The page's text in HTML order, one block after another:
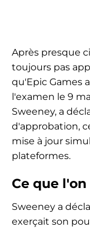
Après presque
toujours pas
qu'Epic Games
l'examen le 9
Sweeney, a
d'approbation,
mise à jour
plateformes.
Ce que
Sweeney a
exerçait son